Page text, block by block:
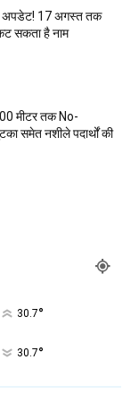
अपडेट! 17 अगस्त तक
सकता है नाम
मीटर तक No-
समेत नशीले पदार्थों की
30.7°
30.7°